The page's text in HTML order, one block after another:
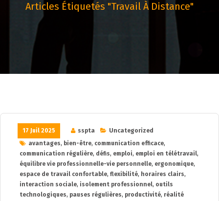
Articles Étiquetés "travail À Distance"
17 Juil 2025 sspta
Uncategorized
avantages, bien-être, communication efficace,
communication régulière, défis, emploi, emploi en télétravail,
équilibre vie professionnelle-vie personnelle, ergonomique,
espace de travail confortable, flexibilité, horaires clairs,
interaction sociale, isolement professionnel, outils
technologiques, pauses régulières, productivité, réalité